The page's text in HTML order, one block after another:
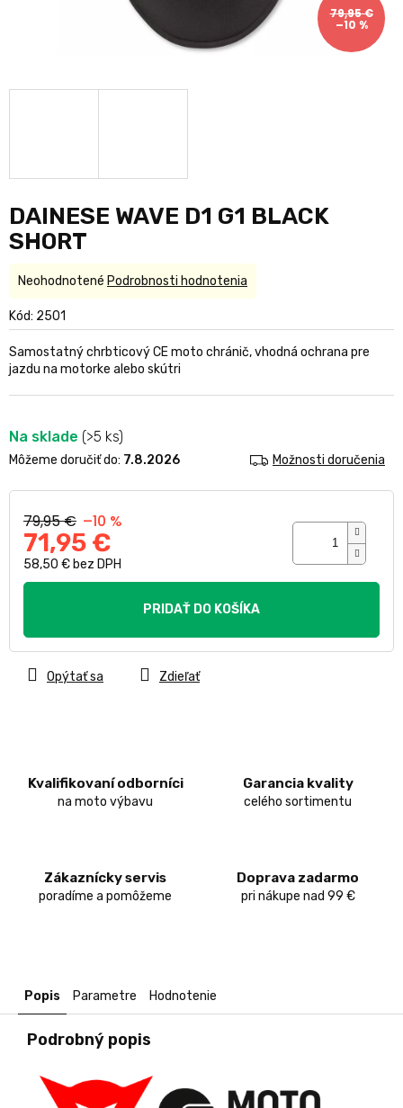
79,95 €
–10 %
DAINESE WAVE D1 G1 BLACK
SHORT
Kód: 2501
Na sklade (>5 ks)
Môžeme doručiť do: 7.8.2026 Možnosti doručenia
79,95 € –10 %
71,95 €
58,50 € bez DPH
Jednotková
PRIDAŤ DO KOŠÍKA
Kvalifikovaní odborníci
na moto výbavu
Garancia kvality
celého sortimentu
Zákaznícky servis
poradíme a pomôžeme
Doprava zadarmo
pri nákupe nad 99 €
Samostatný chrbticový CE moto chránič, vhodná ochrana pre
jazdu na motorke alebo skútri
Opýtať sa Zdieľať
Priemerné
produktu
je
0,0
z
hviezdičiek.
Neohodnotené Podrobnosti hodnotenia
Popis Parametre Hodnotenie
Podrobný popis